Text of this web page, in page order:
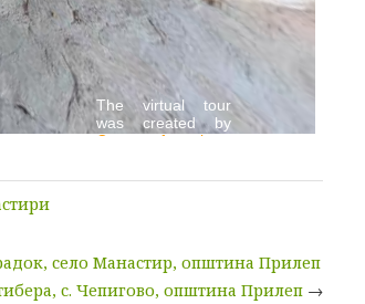
село Манастир, општина Прилеп
с. Чепигово, општина Прилеп→